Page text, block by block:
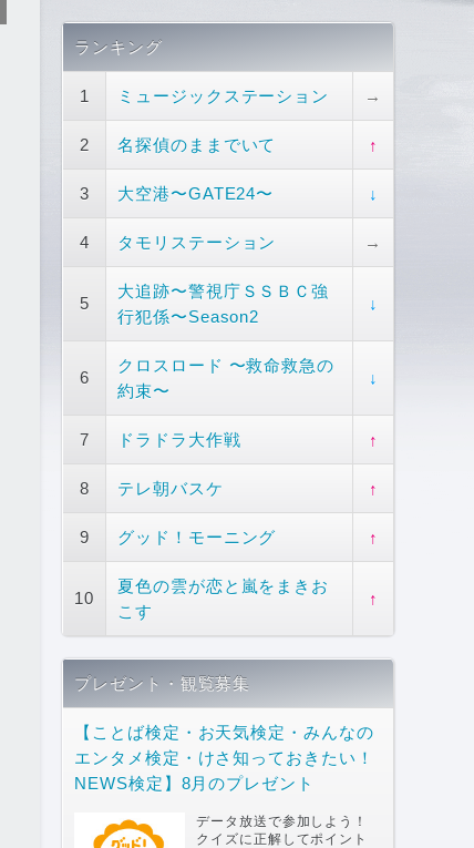
ランキング
1 ミュージックステーション →
2 名探偵のままでいて ↑
3 大空港〜GATE24〜 ↓
4 タモリステーション →
5
大追跡〜警視庁ＳＳＢＣ強
行犯係〜Season2
↓
6
クロスロード 〜救命救急の
約束〜
↓
7 ドラドラ大作戦 ↑
8 テレ朝バスケ ↑
9 グッド！モーニング ↑
10
夏色の雲が恋と嵐をまきお
こす
↑
プレゼント・観覧募集
【ことば検定・お天気検定・みんなの
エンタメ検定・けさ知っておきたい！
NEWS検定】8月のプレゼント
データ放送で参加しよう！
クイズに正解してポイント